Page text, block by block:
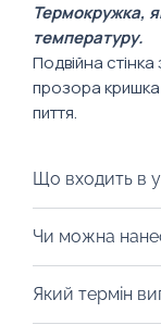
Термокружка,
температуру.
Подвійна стінка
прозора
пиття.
ідеальний
подорожей і
Об’єм: 300 мл
Що входить в
багато. Ми
ваш
пакуванні:
Чи можна
нанести
Який термін